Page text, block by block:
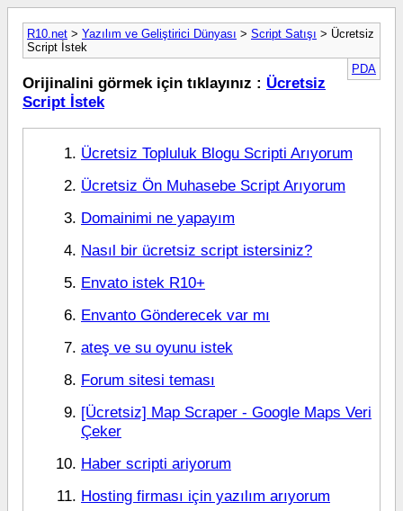
R10.net > Yazılım ve Geliştirici Dünyası > Script Satışı > Ücretsiz
Script İstek
PDA
Orijinalini görmek için tıklayınız : Ücretsiz
Script İstek
Ücretsiz Topluluk Blogu Scripti Arıyorum
Ücretsiz Ön Muhasebe Script Arıyorum
Domainimi ne yapayım
Nasıl bir ücretsiz script istersiniz?
Envato istek R10+
Envanto Gönderecek var mı
ateş ve su oyunu istek
Forum sitesi teması
[Ücretsiz] Map Scraper - Google Maps Veri
Çeker
Haber scripti ariyorum
Hosting firması için yazılım arıyorum